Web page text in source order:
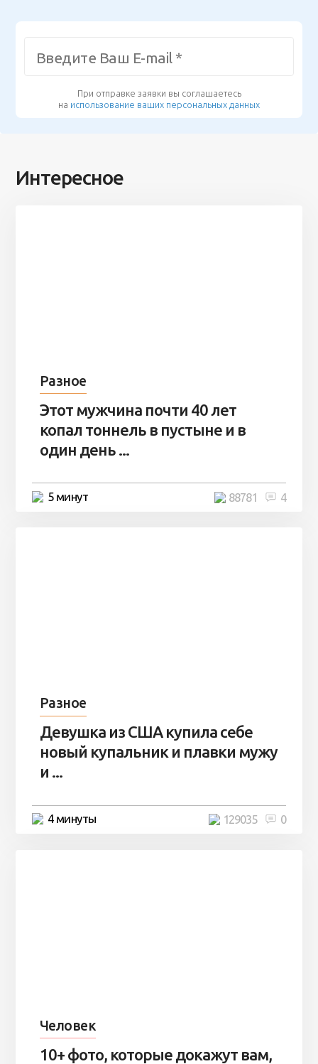
При отправке заявки вы соглашаетесь
на использование ваших персональных данных
Интересное
Разное
Этот мужчина почти 40 лет
копал тоннель в пустыне и в
один день ...
5 минут 4
88781
Разное
Девушка из США купила себе
новый купальник и плавки мужу
и ...
4 минуты 0
129035
Человек
10+ фото, которые докажут вам,